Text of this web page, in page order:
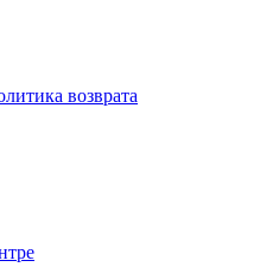
возврата